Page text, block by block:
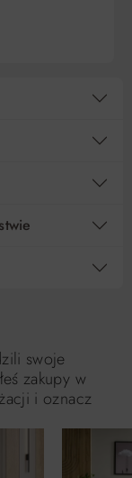
swoje
zakupy w
i oznacz